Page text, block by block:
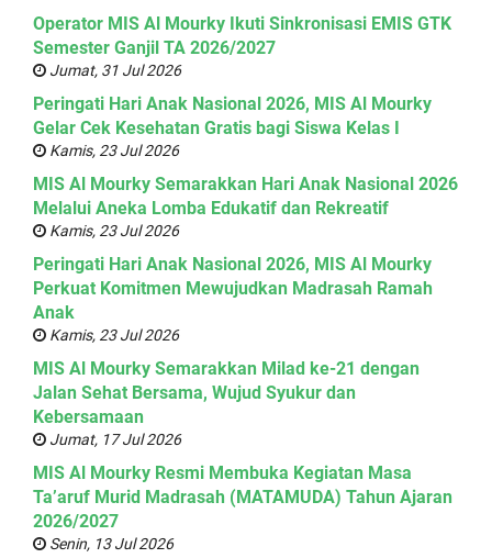
Operator MIS Al Mourky Ikuti Sinkronisasi EMIS GTK
Semester Ganjil TA 2026/2027
Jumat, 31 Jul 2026
Peringati Hari Anak Nasional 2026, MIS Al Mourky
Gelar Cek Kesehatan Gratis bagi Siswa Kelas I
Kamis, 23 Jul 2026
MIS Al Mourky Semarakkan Hari Anak Nasional 2026
Melalui Aneka Lomba Edukatif dan Rekreatif
Kamis, 23 Jul 2026
Peringati Hari Anak Nasional 2026, MIS Al Mourky
Perkuat Komitmen Mewujudkan Madrasah Ramah
Anak
Kamis, 23 Jul 2026
MIS Al Mourky Semarakkan Milad ke-21 dengan
Jalan Sehat Bersama, Wujud Syukur dan
Kebersamaan
Jumat, 17 Jul 2026
MIS Al Mourky Resmi Membuka Kegiatan Masa
Ta’aruf Murid Madrasah (MATAMUDA) Tahun Ajaran
2026/2027
Senin, 13 Jul 2026